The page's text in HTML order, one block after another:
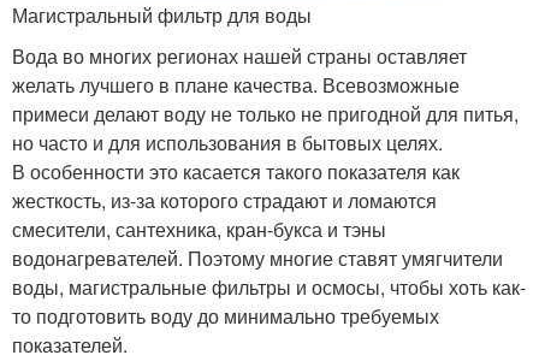
Магистральный фильтр для воды
Вода во многих регионах нашей страны оставляет
желать лучшего в плане качества. Всевозможные
примеси делают воду не только не пригодной для питья,
но часто и для использования в бытовых целях.
В особенности это касается такого показателя как
жесткость, из-за которого страдают и ломаются
смесители, сантехника, кран-букса и тэны
водонагревателей. Поэтому многие ставят умягчители
воды, магистральные фильтры и осмосы, чтобы хоть как-
то подготовить воду до минимально требуемых
показателей.